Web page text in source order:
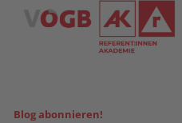
Blog abonnieren!